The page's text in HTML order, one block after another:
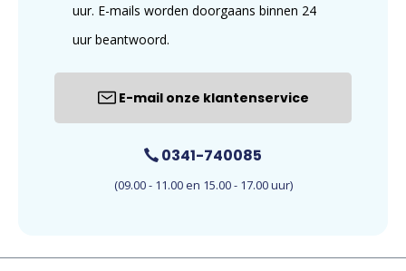
uur. E-mails worden doorgaans binnen 24
uur beantwoord.
E-mail onze klantenservice
0341-740085
(09.00 - 11.00 en 15.00 - 17.00 uur)